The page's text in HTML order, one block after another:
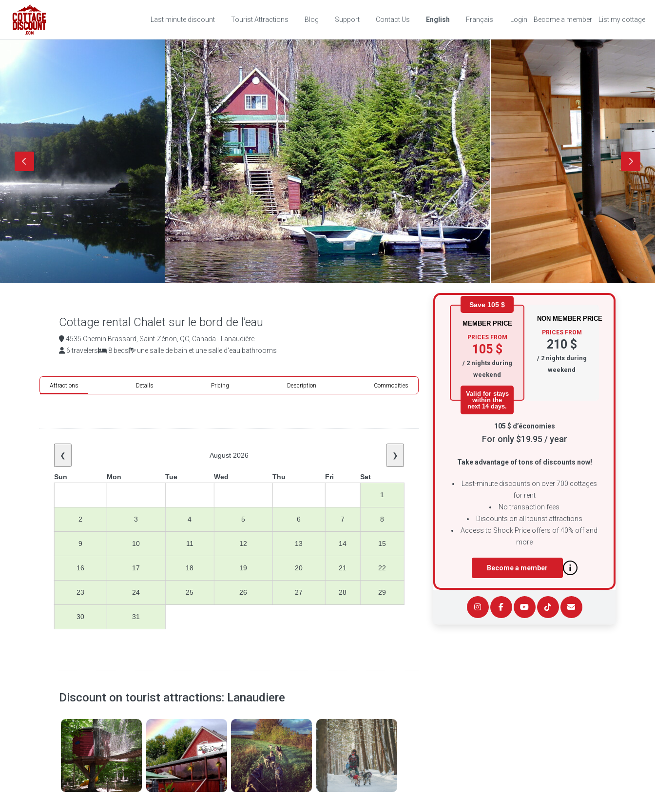
Last minute discount Tourist Attractions Blog Support Contact Us English Français Login Become a member List my cottage
Cottage rental Chalet sur le bord de l’eau
4535 Chemin Brassard, Saint-Zénon, QC, Canada - Lanaudière
6 travelers
8 beds une salle de bain et une salle d'eau bathrooms
Attractions Details Pricing Description Commodities
❮ August 2026 ❯
Sun Mon Tue Wed Thu Fri Sat
1
2 3 4 5 6 7 8
9 10 11 12 13 14 15
16 17 18 19 20 21 22
23 24 25 26 27 28 29
30 31
Discount on tourist attractions: Lanaudiere
NON MEMBER PRICE
PRICES FROM
210 $
/ 2 nights during
weekend
Save 105 $
MEMBER PRICE
PRICES FROM
105 $
/ 2 nights during
weekend
Valid for stays
within the
next 14 days.
105 $ d’économies
For only $19.95 / year
Take advantage of tons of discounts now!
Last-minute discounts on over 700 cottages
for rent
No transaction fees
Discounts on all tourist attractions
Access to Shock Price offers of 40% off and
more
Become a member